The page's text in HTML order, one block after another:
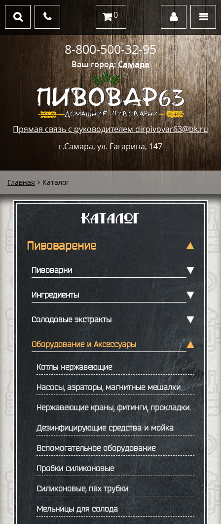
Ваш город:Самара
Прямая связь с руководителем dirpivovar63@bk.ru
г.Самара, ул. Гагарина, 147
8-800-500-32-95
0
Главная Каталог
Каталог
Пивоварение
Пивоварни
Ингредиенты
Солодовые экстракты
Оборудование и Аксессуары
Котлы нержавеющие
Насосы, аэраторы, магнитные мешалки
Нержавеющие краны, фитинги, прокладки.
Дезинфицирующие средства и мойка
Вспомогательное оборудование
Пробки силиконовые
Силиконовые, пвх трубки
Мельницы для солода